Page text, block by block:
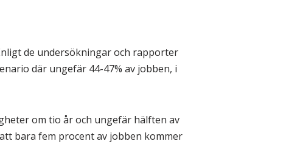
de undersökningar och rapporter
där ungefär 44-47% av jobben, i
om tio år och ungefär hälften av
bara fem procent av jobben kommer